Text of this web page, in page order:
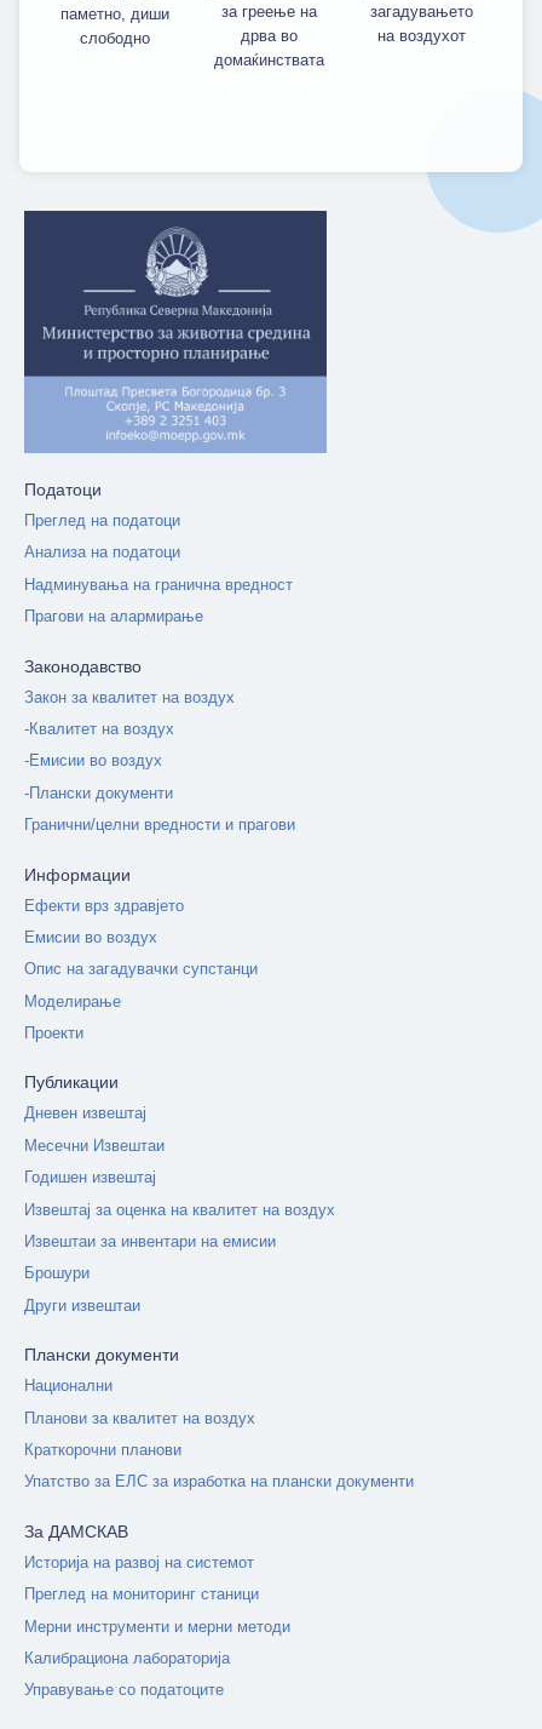
паметно, диши
слободно
за греење на
дрва во
домаќинствата
загадувањето
на воздухот
Податоци
Преглед на податоци
Анализа на податоци
Надминувања на гранична вредност
Прагови на алармирање
Законодавство
Закон за квалитет на воздух
-Квалитет на воздух
-Емисии во воздух
-Плански документи
Гранични/целни вредности и прагови
Информации
Ефекти врз здравјето
Емисии во воздух
Опис на загадувачки супстанци
Моделирање
Проекти
Публикации
Дневен извештај
Месечни Извештаи
Годишен извештај
Извештај за оценка на квалитет на воздух
Извештаи за инвентари на емисии
Брошури
Други извештаи
Плански документи
Национални
Планови за квалитет на воздух
Краткорочни планови
Упатство за ЕЛС за изработка на плански документи
За ДАМСКАВ
Историја на развој на системот
Преглед на мониторинг станици
Мерни инструменти и мерни методи
Калибрациона лабораторија
Управување со податоците